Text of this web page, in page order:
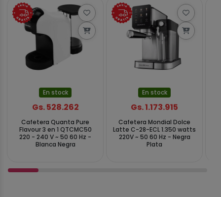
En stock
Gs. 528.262
Cafetera Quanta Pure
Flavour 3 en 1 QTCMC50
220 - 240 V ~ 50 60 Hz -
Blanca Negra
En stock
Gs. 1.173.915
Cafetera Mondial Dolce
Latte C-28-ECL 1.350 watts
220V ~ 50 60 Hz - Negra
Plata